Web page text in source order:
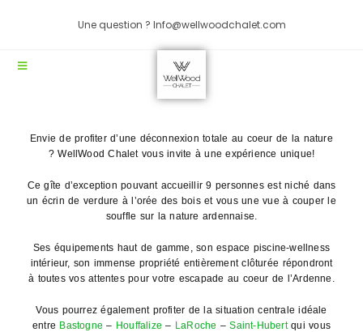
Une question ? Info@wellwoodchalet.com
Envie de profiter d’une déconnexion totale au coeur de la nature
? WellWood Chalet vous invite à une expérience unique!
Ce gîte d’exception pouvant accueillir 9 personnes est niché dans
un écrin de verdure à l’orée des bois et vous une vue à couper le
souffle sur la nature ardennaise.
Ses équipements haut de gamme, son espace piscine-wellness
intérieur, son immense propriété entièrement clôturée répondront
à toutes vos attentes pour votre escapade au coeur de l’Ardenne.
Vous pourrez également profiter de la situation centrale idéale
entre Bastogne – Houffalize – LaRoche –Saint-Hubertqui vous